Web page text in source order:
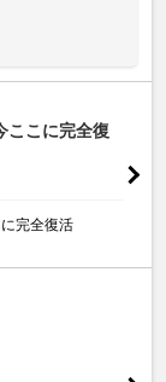
ここに完全復
完全復活